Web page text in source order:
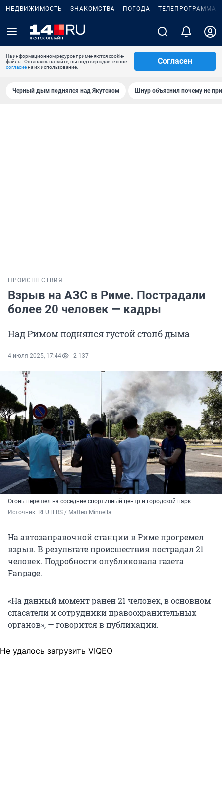
НЕДВИЖИМОСТЬ ЗНАКОМСТВА ПОГОДА ТЕЛЕПРОГРАММА
На информационном ресурсе применяются cookie-
файлы. Оставаясь на сайте, вы подтверждаете свое
согласиена их использование.
Согласен
Черный дым поднялся над Якутском Шнур объяснил почему не
ПРОИСШЕСТВИЯ
Взрыв на АЗС в Риме. Пострадали
более 20 человек — кадры
Над Римом поднялся густой столб дыма
4 июля 2025, 17:44 2 137
Огонь перешел на соседние спортивный центр и городской парк
Источник: REUTERS / Matteo Minnella
На автозаправочной станции в Риме прогремел
взрыв. В результате происшествия пострадал 21
человек. Подробности опубликовала газета
Fanpage.
«На данный момент ранен 21 человек, в основном
спасатели и сотрудники правоохранительных
органов», — говорится в публикации.
Не удалось загрузить VIQEO